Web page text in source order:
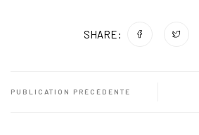
SHARE:
PUBLICATION PRÉCÉDENTE